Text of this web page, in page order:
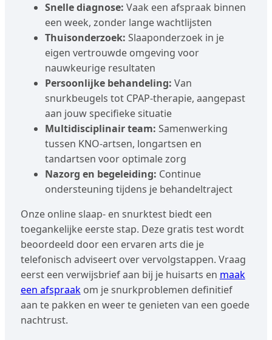
Snelle diagnose: Vaak een afspraak binnen
een week, zonder lange wachtlijsten
Thuisonderzoek: Slaaponderzoek in je
eigen vertrouwde omgeving voor
nauwkeurige resultaten
Persoonlijke behandeling: Van
snurkbeugels tot CPAP-therapie, aangepast
aan jouw specifieke situatie
Multidisciplinair team: Samenwerking
tussen KNO-artsen, longartsen en
tandartsen voor optimale zorg
Nazorg en begeleiding: Continue
ondersteuning tijdens je behandeltraject
Onze online slaap- en snurktest biedt een
toegankelijke eerste stap. Deze gratis test wordt
beoordeeld door een ervaren arts die je
telefonisch adviseert over vervolgstappen. Vraag
eerst een verwijsbrief aan bij je huisarts en maak
een afspraakom je snurkproblemen definitief
aan te pakken en weer te genieten van een goede
nachtrust.